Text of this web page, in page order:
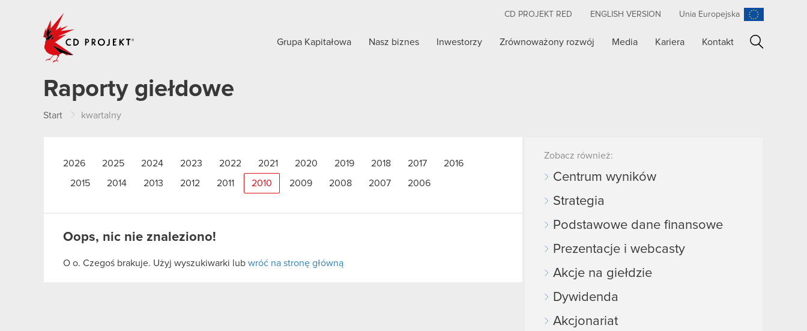
CD PROJEKT RED ENGLISH VERSION Unia Europejska
Grupa Kapitałowa Nasz biznes Inwestorzy Zrównoważony rozwój Media Kariera Kontakt
Raporty giełdowe
Start kwartalny
2026 2025 2024 2023 2022 2021 2020 2019 2018 2017 2016
2015 2014 2013 2012 2011 2010 2009 2008 2007 2006
Oops, nic nie znaleziono!
O o. Czegoś brakuje. Użyj wyszukiwarki lub wróć na stronę główną
Zobacz również:
Centrum wyników
Strategia
Podstawowe dane finansowe
Prezentacje i webcasty
Akcje na giełdzie
Dywidenda
Akcjonariat